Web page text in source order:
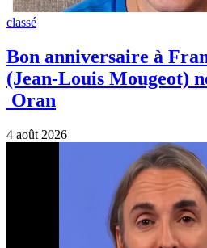
classé
Bon anniversaire à
(Jean-Louis Mougeot)
Oran
4 août 2026